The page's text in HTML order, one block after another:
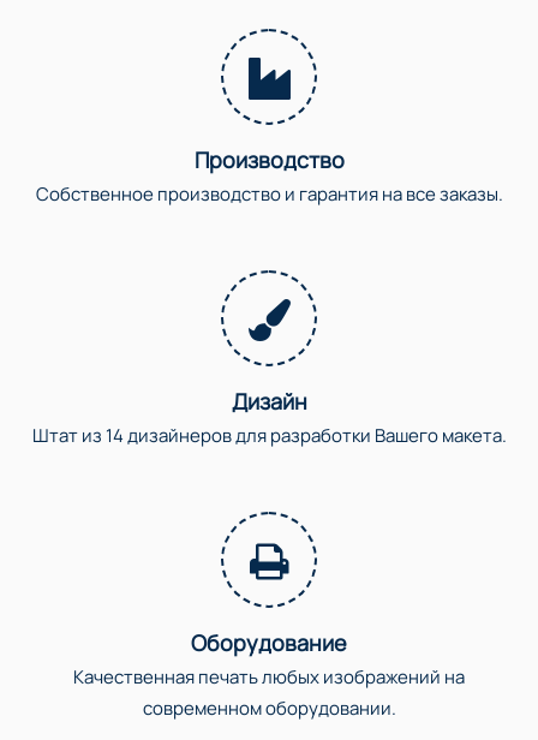
Производство
Собственное производство и гарантия на все заказы.
Дизайн
Штат из 14 дизайнеров для разработки Вашего макета.
Оборудование
Качественная печать любых изображений на
современном оборудовании.